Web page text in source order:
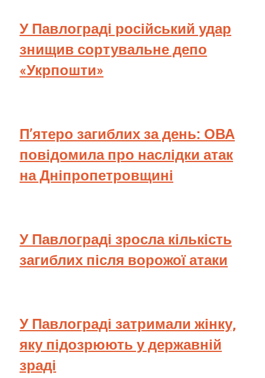
У Павлограді російський удар
знищив сортувальне депо
«Укрпошти»
П’ятеро загиблих за день: ОВА
повідомила про наслідки атак
на Дніпропетровщині
У Павлограді зросла кількість
загиблих після ворожої атаки
У Павлограді затримали жінку,
яку підозрюють у державній
зраді